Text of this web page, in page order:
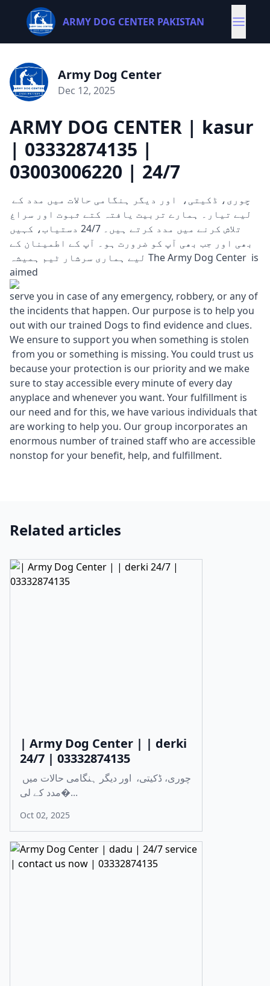
ARMY DOG CENTER PAKISTAN
Army Dog Center
Dec 12, 2025
ARMY DOG CENTER | kasur
| 03332874135 |
03003006220 | 24/7
لیے تیار۔ ہمارے تربیت یافتہ کتے ثبوت اور سراغ
تلاش کرنے میں مدد کرتے ہیں۔ 24/7 دستیاب، کہیں
بھی اور جب بھی آپ کو ضرورت ہو۔ آپ کے اطمینان کے
لیے ہماری سرشار ٹیم ہمیشہ The Army Dog Center is
aimed
serve you in case of any emergency, robbery, or any of
the incidents that happen. Our purpose is to help you
out with our trained Dogs to find evidence and clues.
We ensure to support you when something is stolen
from you or something is missing. You could trust us
because your protection is our priority and we make
sure to stay accessible every minute of every day
anyplace and whenever you want. Your fulfillment is
our need and for this, we have various individuals that
are working to help you. Our group incorporates an
enormous number of trained staff who are accessible
nonstop for your benefit, help, and fulfillment.
Related articles
| Army Dog Center | | derki
24/7 | 03332874135
مدد کے لی�...
Oct 02, 2025